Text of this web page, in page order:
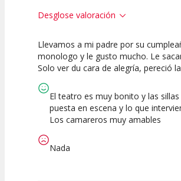
Desglose valoración
10
Calidad del
10
Puesta en
10
Interpretación
Llevamos a mi padre por su
monologo y le gusto mucho. Le
Solo ver du cara de alegría, pereció
El teatro es muy bonito y las
puesta en escena y lo que
Los camareros muy amables
Nada